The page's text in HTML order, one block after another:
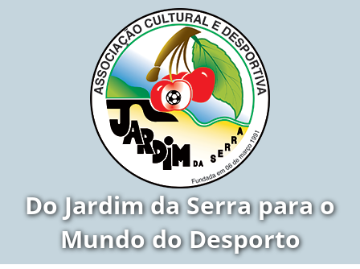
Do Jardim da Serra para o
Mundo do Desporto